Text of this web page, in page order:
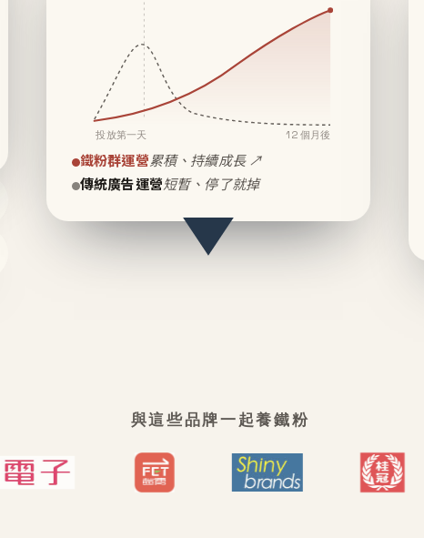
投放第一天 12 個月後
鐵粉群運營累積、持續成長 ↗
傳統廣告運營短暫、停了就掉
與這些品牌一起養鐵粉